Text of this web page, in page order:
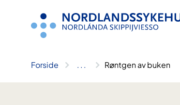
Forside .. . Røntgen av buken